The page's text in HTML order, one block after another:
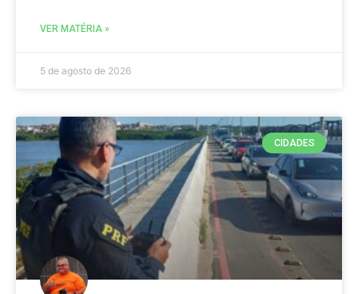
VER MATÉRIA »
5 de agosto de 2026
CIDADES